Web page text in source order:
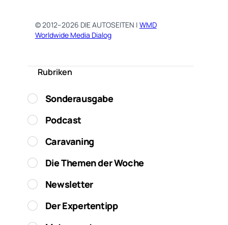
© 2012–2026 DIE AUTOSEITEN | WMD
Worldwide Media Dialog
Rubriken
Sonderausgabe
Podcast
Caravaning
Die Themen der Woche
Newsletter
Der Expertentipp